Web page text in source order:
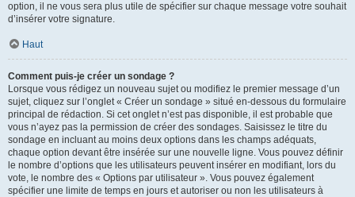
option, il ne vous sera plus utile de spécifier sur chaque message votre souhait
d’insérer votre signature.
Haut
Comment puis-je créer un sondage ?
Lorsque vous rédigez un nouveau sujet ou modifiez le premier message d’un
sujet, cliquez sur l’onglet « Créer un sondage » situé en-dessous du formulaire
principal de rédaction. Si cet onglet n’est pas disponible, il est probable que
vous n’ayez pas la permission de créer des sondages. Saisissez le titre du
sondage en incluant au moins deux options dans les champs adéquats,
chaque option devant être insérée sur une nouvelle ligne. Vous pouvez définir
le nombre d’options que les utilisateurs peuvent insérer en modifiant, lors du
vote, le nombre des « Options par utilisateur ». Vous pouvez également
spécifier une limite de temps en jours et autoriser ou non les utilisateurs à